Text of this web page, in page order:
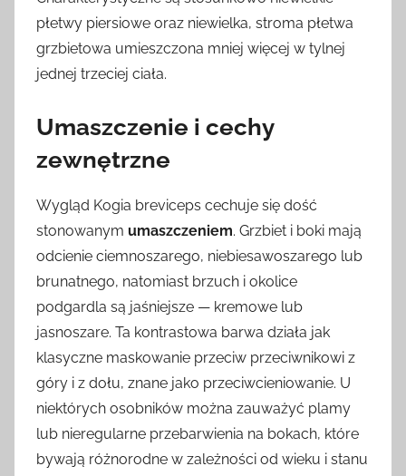
płetwy piersiowe oraz niewielka, stroma płetwa
grzbietowa umieszczona mniej więcej w tylnej
jednej trzeciej ciała.
Umaszczenie i cechy
zewnętrzne
Wygląd Kogia breviceps cechuje się dość
stonowanym umaszczeniem. Grzbiet i boki mają
odcienie ciemnoszarego, niebiesawoszarego lub
brunatnego, natomiast brzuch i okolice
podgardla są jaśniejsze — kremowe lub
jasnoszare. Ta kontrastowa barwa działa jak
klasyczne maskowanie przeciw przeciwnikowi z
góry i z dołu, znane jako przeciwcieniowanie. U
niektórych osobników można zauważyć plamy
lub nieregularne przebarwienia na bokach, które
bywają różnorodne w zależności od wieku i stanu